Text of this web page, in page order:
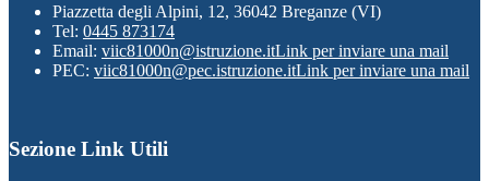
Piazzetta degli Alpini, 12, 36042 Breganze (VI)
Tel: 0445 873174
Email: viic81000n@istruzione.itLink per inviare una mail
PEC: viic81000n@pec.istruzione.itLink per inviare una mail
Sezione Link Utili